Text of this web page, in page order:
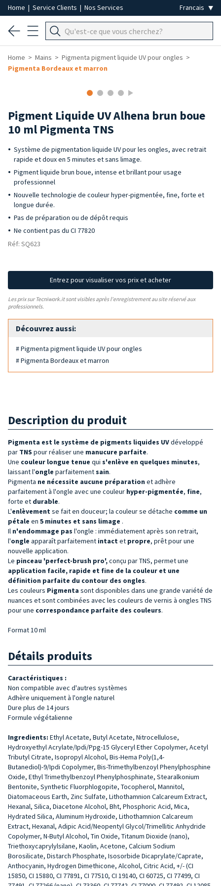
Home | Service Clients | Nos Services
Home Mains
Pigmenta pigment liquide UV pour ongles
Pigmenta Bordeaux et marron
Pigment Liquide UV Alhena brun boue
10 ml Pigmenta TNS
Système de pigmentation liquide UV pour les ongles, avec retrait
rapide et doux en 5 minutes et sans limage.
Pigment liquide brun boue, intense et brillant pour usage
professionnel
Nouvelle technologie de couleur hyper-pigmentée, fine, forte et
longue durée.
Pas de préparation ou de dépôt requis
Ne contient pas du CI 77820
Réf: SQ623
Entrez pour visualiser vos prix et acheter
Les prix sur Tecniwork.it sont visibles après l'enregistrement au site réservé aux
professionnels.
Découvrez aussi:
# Pigmenta pigment liquide UV pour ongles
# Pigmenta Bordeaux et marron
Description du produit
Pigmenta est le système de pigments liquides UVdéveloppé
par TNS pour réaliser une manucure parfaite.
Une couleur longue tenue qui s'enlève en quelques minutes,
laissant l'ongle parfaitementsain.
Pigmenta ne nécessite aucune préparation et adhère
parfaitement à l'ongle avec une couleur hyper-pigmentée, fine,
forte et durable.
L'enlèvement se fait en douceur; la couleur se détache comme un
pétale en 5 minutes et sans limage .
Il n'endommage pas l'ongle : immédiatement après son retrait,
l'ongle apparaît parfaitement intact et propre, prêt pour une
nouvelle application.
Le pinceau 'perfect-brush pro',conçu par TNS, permet une
application facile, rapide et fine de la couleur et une
définition parfaite du contour des ongles.
Les couleurs Pigmenta sont disponibles dans une grande variété de
nuances et sont combinées avec les couleurs de vernis à ongles TNS
pour une correspondance parfaite des couleurs.
Format 10 ml
Détails produits
Caractéristiques :
Non compatible avec d'autres systèmes
Adhère uniquement à l'ongle naturel
Dure plus de 14 jours
Formule végétalienne
Ingredients: Ethyl Acetate, Butyl Acetate, Nitrocellulose,
Hydroxyethyl Acrylate/Ipdi/Ppg-15 Glyceryl Ether Copolymer, Acetyl
Tributyl Citrate, Isopropyl Alcohol, Bis-Hema Poly(1,4-
Butanediol)-9/Ipdi Copolymer, Bis-Trimethylbenzoyl Phenylphosphine
Oxide, Ethyl Trimethylbenzoyl Phenylphosphinate, Stearalkonium
Bentonite, Synthetic Fluorphlogopite, Tocopherol, Mannitol,
Diatomaceous Earth, Zinc Sulfate, Lithothamnion Calcareum Extract,
Hexanal, Silica, Diacetone Alcohol, Bht, Phosphoric Acid, Mica,
Hydrated Silica, Aluminum Hydroxide, Lithothamnion Calcareum
Extract, Hexanal, Adipic Acid/Neopentyl Glycol/Trimellitic Anhydride
Copolymer, N-Butyl Alcohol, Tin Oxide, Titanum Dioxide (nano),
Triethoxycaprylylsilane, Kaolin, Acetone, Calcium Sodium
Borosilicate, Distarch Phosphate, Isosorbide Dicaprylate/Caprate,
Anthocyanin, Hydrogen Dimethicone, Alcohol, Citric Acid, +/- (CI
15850, CI 15880, CI 77891, CI 77510, CI 19140, CI 60725, CI 77499, CI